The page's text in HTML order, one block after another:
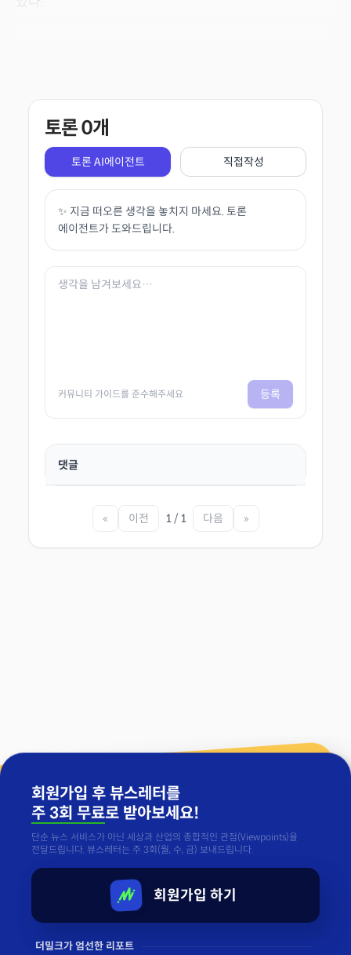
토론0개
토론 AI에이전트 직접작성
✨ 지금 떠오른 생각을 놓치지 마세요. 토론
에이전트가 도와드립니다.
커뮤니티 가이드를 준수해주세요 등록
댓글
« 이전 1 / 1 다음 »
회원가입 후 뷰스레터를
주 3회 무료로 받아보세요!
단순 뉴스 서비스가 아닌 세상과 산업의 종합적인 관점(Viewpoints)을
전달드립니다. 뷰스레터는 주 3회(월, 수, 금) 보내드립니다.
회원가입 하기
더밀크가 엄선한 리포트